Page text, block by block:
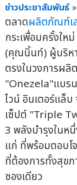
ข่าวประชาสัมพันธ์ »
ตลาดผลิตภัณฑ์เ
กระเพื่อมครั้งใ
(คุณนิ้นท์) ผู้บริห
ตรงในวงการผลิ
"Onezela"แบร
ไวน์ อินเตอร์แล็
เซ็ปต์ "Triple
3 พลังบำรุงในห
แก่ ที่พร้อมตอบโ
ที่ต้องการทั้งสุข
ซองเดียว